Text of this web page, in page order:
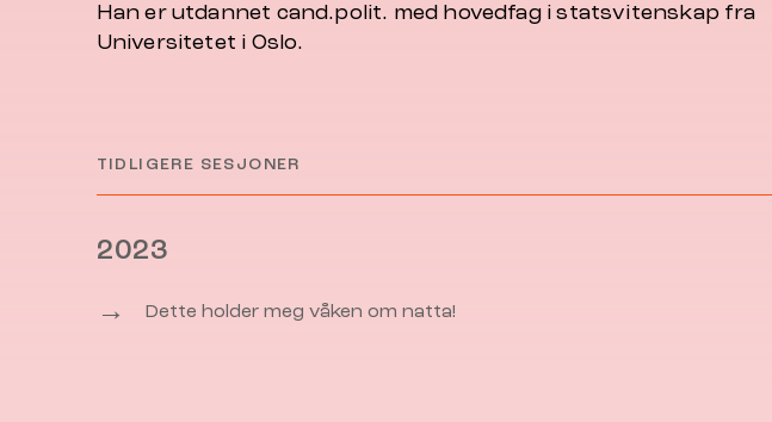
Han er utdannet cand.polit. med hovedfag i statsvitenskap fra
Universitetet i Oslo.
TIDLIGERE SESJONER
2023
→
Dette holder meg våken om natta!